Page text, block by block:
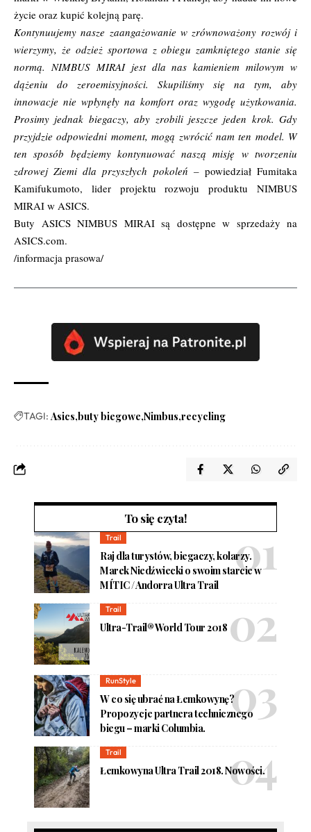
życie oraz kupić kolejną parę.
Kontynuujemy nasze zaangażowanie w zrównoważony rozwój i
wierzymy, że odzież sportowa z obiegu zamkniętego stanie się
normą. NIMBUS MIRAI jest dla nas kamieniem milowym w
dążeniu do zeroemisyjności. Skupiliśmy się na tym, aby
innowacje nie wpłynęły na komfort oraz wygodę użytkowania.
Prosimy jednak biegaczy, aby zrobili jeszcze jeden krok. Gdy
przyjdzie odpowiedni moment, mogą zwrócić nam ten model. W
ten sposób będziemy kontynuować naszą misję w tworzeniu
zdrowej Ziemi dla przyszłych pokoleń – powiedział Fumitaka
Kamifukumoto, lider projektu rozwoju produktu NIMBUS
MIRAI w ASICS.
Buty ASICS NIMBUS MIRAI są dostępne w sprzedaży na
ASICS.com.
/informacja prasowa/
TAGI: Asics buty biegowe Nimbus recycling
To się czyta!
Trail
Raj dla turystów, biegaczy, kolarzy.
Marek Niedźwiecki o swoim starcie w
MÍTIC / Andorra Ultra Trail
Trail
Ultra-Trail® World Tour 2018
RunStyle
W co się ubrać na Łemkowynę?
Propozycje partnera technicznego
biegu – marki Columbia.
Trail
Łemkowyna Ultra Trail 2018. Nowości.